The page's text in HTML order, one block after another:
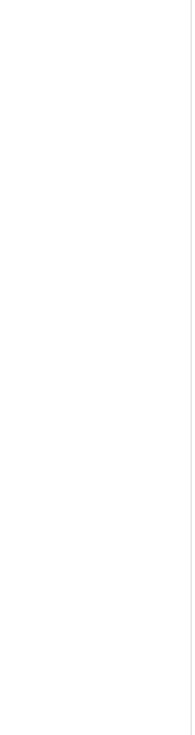
ATAXIE
ATROPHIE DU
ATTAQUE DE
AUDIOMETRIE
AUSCULTATION
AUTO-IMMUNES
AUTO-
AUTOPSIE
AVORTEMENT
BAISSE DE LA
BANTI
BARRETT
BARTTER